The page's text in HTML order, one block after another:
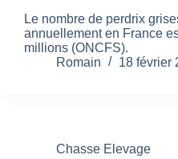
Le nombre de perdrix
annuellement en France
millions (ONCFS).
Romain
18 février
Chasse Elevage